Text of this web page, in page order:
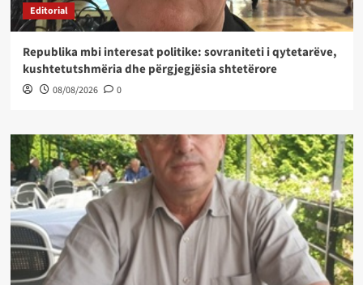
Editorial
Republika mbi interesat politike: sovraniteti i qytetarëve,
kushtetutshmëria dhe përgjegjësia shtetërore
08/08/2026 0